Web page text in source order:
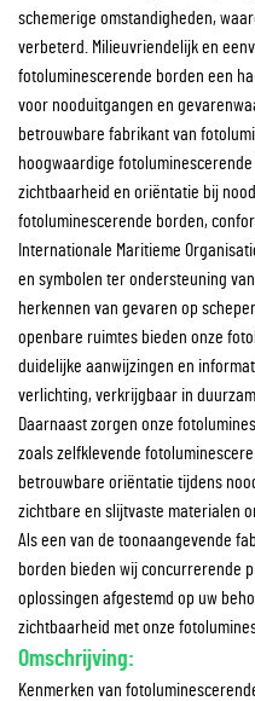
schemerige omstandigheden,
verbeterd. Milieuvriendelijk en
fotoluminescerende borden een
voor nooduitgangen en
betrouwbare fabrikant van
hoogwaardige
zichtbaarheid en oriëntatie bij
fotoluminescerende borden,
Internationale Maritieme
en symbolen ter ondersteuning
herkennen van gevaren op
openbare ruimtes bieden onze
duidelijke aanwijzingen en
verlichting, verkrijgbaar in
Daarnaast zorgen onze
zoals zelfklevende
betrouwbare oriëntatie tijdens
zichtbare en slijtvaste materialen
Als een van de toonaangevende
borden bieden wij concurrerende
oplossingen afgestemd op uw
zichtbaarheid met onze
Omschrijving:
Kenmerken van